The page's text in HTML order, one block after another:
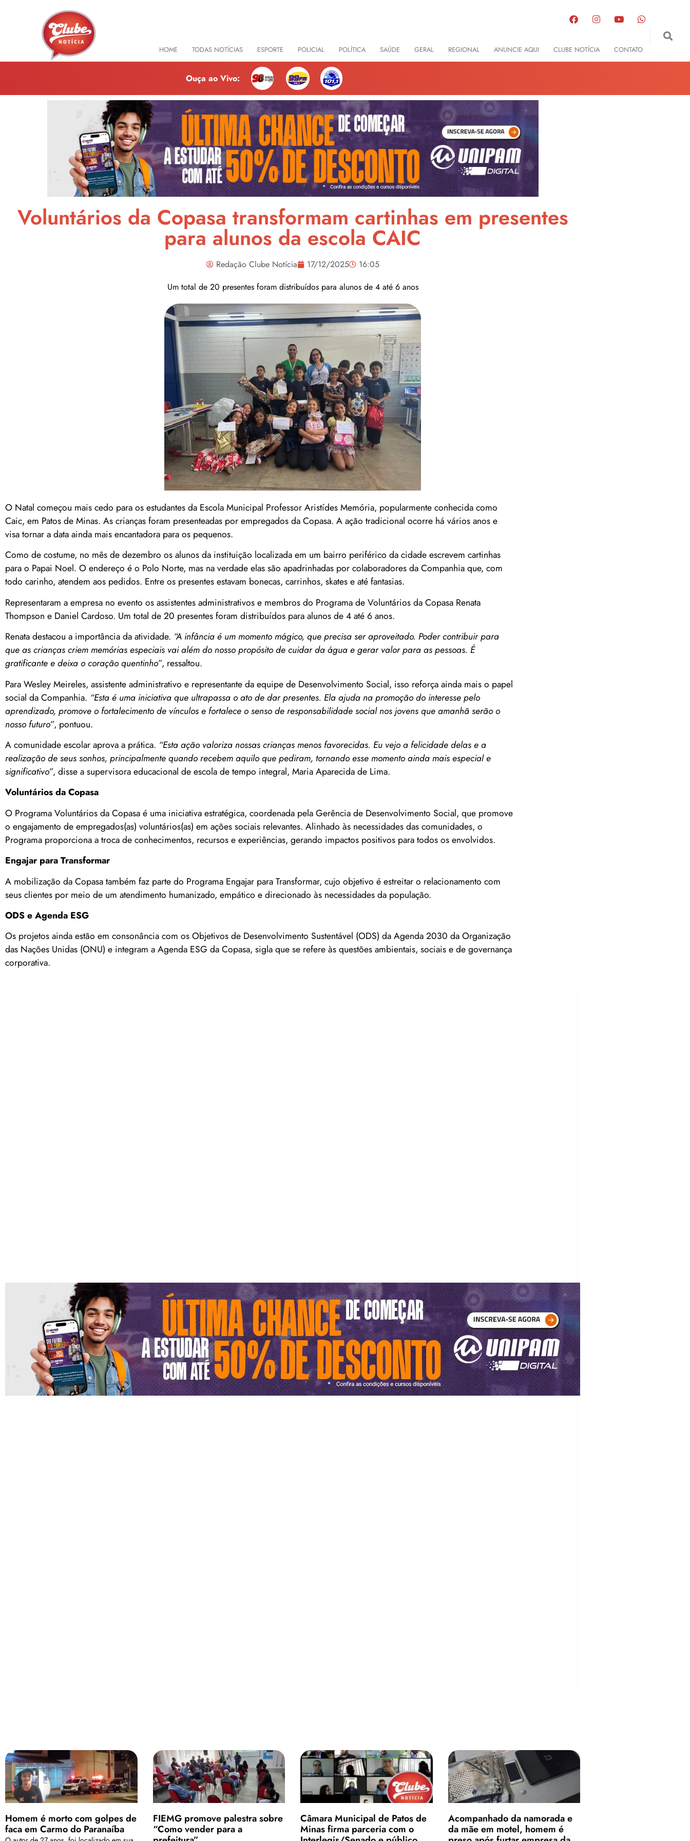
HOME TODAS NOTÍCIAS ESPORTE POLICIAL POLÍTICA SAÚDE GERAL REGIONAL ANUNCIE AQUI CLUBE NOTÍCIA CONTATO
Ouça ao Vivo:
Voluntários da Copasa transformam cartinhas em presentes
para alunos da escola CAIC
Redação Clube Notícia 17/12/2025
16:05
Um total de 20 presentes foram distribuídos para alunos de 4 até 6 anos
O Natal começou mais cedo para os estudantes da Escola Municipal Professor Aristídes Memória, popularmente conhecida como
Caic, em Patos de Minas. As crianças foram presenteadas por empregados da Copasa. A ação tradicional ocorre há vários anos e
visa tornar a data ainda mais encantadora para os pequenos.
Como de costume, no mês de dezembro os alunos da instituição localizada em um bairro periférico da cidade escrevem cartinhas
para o Papai Noel. O endereço é o Polo Norte, mas na verdade elas são apadrinhadas por colaboradores da Companhia que, com
todo carinho, atendem aos pedidos. Entre os presentes estavam bonecas, carrinhos, skates e até fantasias.
Representaram a empresa no evento os assistentes administrativos e membros do Programa de Voluntários da Copasa Renata
Thompson e Daniel Cardoso. Um total de 20 presentes foram distribuídos para alunos de 4 até 6 anos.
Renata destacou a importância da atividade. “A infância é um momento mágico, que precisa ser aproveitado. Poder contribuir para
que as crianças criem memórias especiais vai além do nosso propósito de cuidar da água e gerar valor para as pessoas. É
gratificante e deixa o coração quentinho”, ressaltou.
Para Wesley Meireles, assistente administrativo e representante da equipe de Desenvolvimento Social, isso reforça ainda mais o papel
social da Companhia. “Esta é uma iniciativa que ultrapassa o ato de dar presentes. Ela ajuda na promoção do interesse pelo
aprendizado, promove o fortalecimento de vínculos e fortalece o senso de responsabilidade social nos jovens que amanhã serão o
nosso futuro”, pontuou.
A comunidade escolar aprova a prática. “Esta ação valoriza nossas crianças menos favorecidas. Eu vejo a felicidade delas e a
realização de seus sonhos, principalmente quando recebem aquilo que pediram, tornando esse momento ainda mais especial e
significativo”, disse a supervisora educacional de escola de tempo integral, Maria Aparecida de Lima.
Voluntários da Copasa
O Programa Voluntários da Copasa é uma iniciativa estratégica, coordenada pela Gerência de Desenvolvimento Social, que promove
o engajamento de empregados(as) voluntários(as) em ações sociais relevantes. Alinhado às necessidades das comunidades, o
Programa proporciona a troca de conhecimentos, recursos e experiências, gerando impactos positivos para todos os envolvidos.
Engajar para Transformar
A mobilização da Copasa também faz parte do Programa Engajar para Transformar, cujo objetivo é estreitar o relacionamento com
seus clientes por meio de um atendimento humanizado, empático e direcionado às necessidades da população.
ODS e Agenda ESG
Os projetos ainda estão em consonância com os Objetivos de Desenvolvimento Sustentável (ODS) da Agenda 2030 da Organização
das Nações Unidas (ONU) e integram a Agenda ESG da Copasa, sigla que se refere às questões ambientais, sociais e de governança
corporativa.
Homem é morto com golpes de
faca em Carmo do Paranaíba
FIEMG promove palestra sobre
“Como vender para a
Câmara Municipal de Patos de
Minas firma parceria com o
Acompanhado da namorada e
da mãe em motel, homem é